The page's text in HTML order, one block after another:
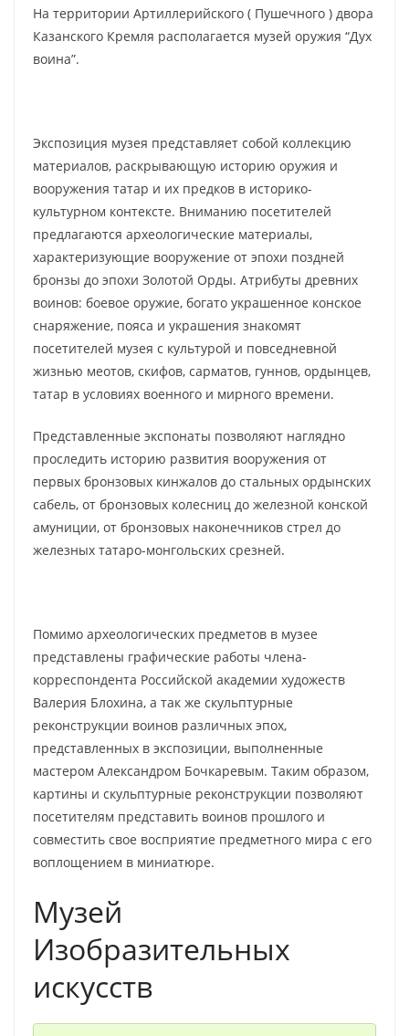
На территории Артиллерийского ( Пушечного ) двора
Казанского Кремля располагается музей оружия “Дух
воина”.
Экспозиция музея представляет собой коллекцию
материалов, раскрывающую историю оружия и
вооружения татар и их предков в историко-
культурном контексте. Вниманию посетителей
предлагаются археологические материалы,
характеризующие вооружение от эпохи поздней
бронзы до эпохи Золотой Орды. Атрибуты древних
воинов: боевое оружие, богато украшенное конское
снаряжение, пояса и украшения знакомят
посетителей музея с культурой и повседневной
жизнью меотов, скифов, сарматов, гуннов, ордынцев,
татар в условиях военного и мирного времени.
Представленные экспонаты позволяют наглядно
проследить историю развития вооружения от
первых бронзовых кинжалов до стальных ордынских
сабель, от бронзовых колесниц до железной конской
амуниции, от бронзовых наконечников стрел до
железных татаро-монгольских срезней.
Помимо археологических предметов в музее
представлены графические работы члена-
корреспондента Российской академии художеств
Валерия Блохина, а так же скульптурные
реконструкции воинов различных эпох,
представленных в экспозиции, выполненные
мастером Александром Бочкаревым. Таким образом,
картины и скульптурные реконструкции позволяют
посетителям представить воинов прошлого и
совместить свое восприятие предметного мира с его
воплощением в миниатюре.
Музей
Изобразительных
искусств